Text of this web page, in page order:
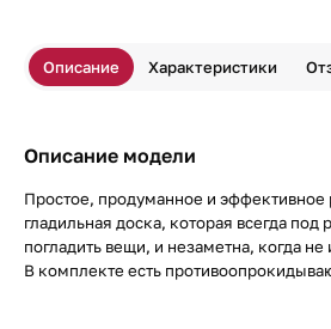
Описание Характеристики
Описание модели
Простое, продуманное и
гладильная доска, которая всегда под
погладить вещи, и незаметна, когда не
В комплекте есть